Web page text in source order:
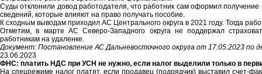
Суды отклонили довод работодателя, что работник сам оформил получение
сведений, которые влияют на право получать пособие.
К сходным выводам приходил АС Центрального округа в 2021 году. Тогда
Отметим, в марте АС Северо-Западного округа не поддержал
работникам на удаленке.
Документ: Постановление АС Дальневосточного округа от 17.05.2023 по
23.06.2023
ФНС: платить НДС при УСН не нужно, если налог выделили только в
На спецрежиме налог платят, если продавец (подрядчик) выставил счет-